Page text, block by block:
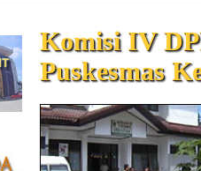
Komisi IV
Puskesmas